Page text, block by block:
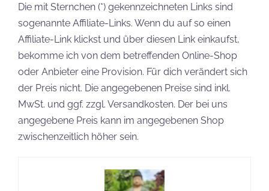
Die mit Sternchen (*) gekennzeichneten Links sind
sogenannte Affiliate-Links. Wenn du auf so einen
Affiliate-Link klickst und über diesen Link einkaufst,
bekomme ich von dem betreffenden Online-Shop
oder Anbieter eine Provision. Für dich verändert sich
der Preis nicht. Die angegebenen Preise sind inkl.
MwSt. und ggf. zzgl. Versandkosten. Der bei uns
angegebene Preis kann im angegebenen Shop
zwischenzeitlich höher sein.